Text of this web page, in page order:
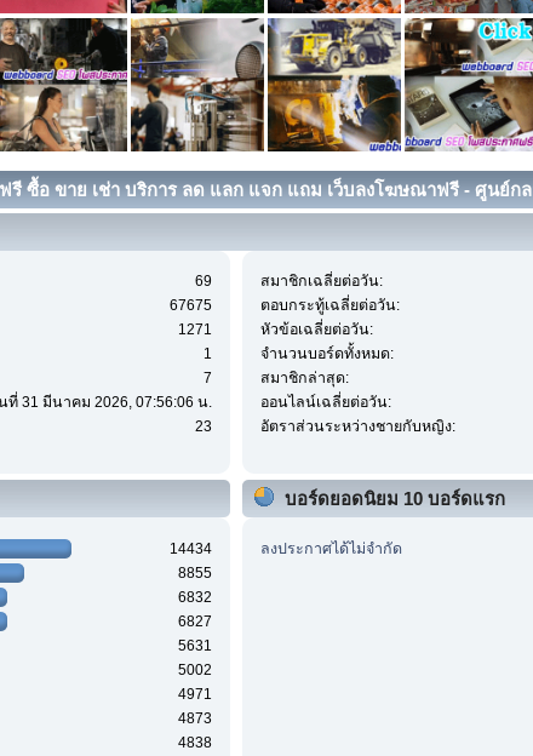
รี ซื้อ ขาย เช่า บริการ ลด แลก แจก แถม เว็บลงโฆษณาฟรี - ศูนย์ก
69
67675
1271
1
7
ที่ 31 มีนาคม 2026, 07:56:06 น.
23
สมาชิกเฉลี่ยต่อวัน:
ตอบกระทู้เฉลี่ยต่อวัน:
หัวข้อเฉลี่ยต่อวัน:
จำนวนบอร์ดทั้งหมด:
สมาชิกล่าสุด:
ออนไลน์เฉลี่ยต่อวัน:
อัตราส่วนระหว่างชายกับหญิง:
14434
8855
6832
6827
5631
5002
4971
4873
4838
บอร์ดยอดนิยม 10 บอร์ดแรก
ลงประกาศได้ไม่จำกัด